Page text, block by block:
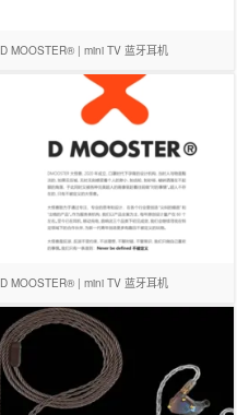
D MOOSTER® | mini TV 蓝牙耳机
D MOOSTER® | mini TV 蓝牙耳机